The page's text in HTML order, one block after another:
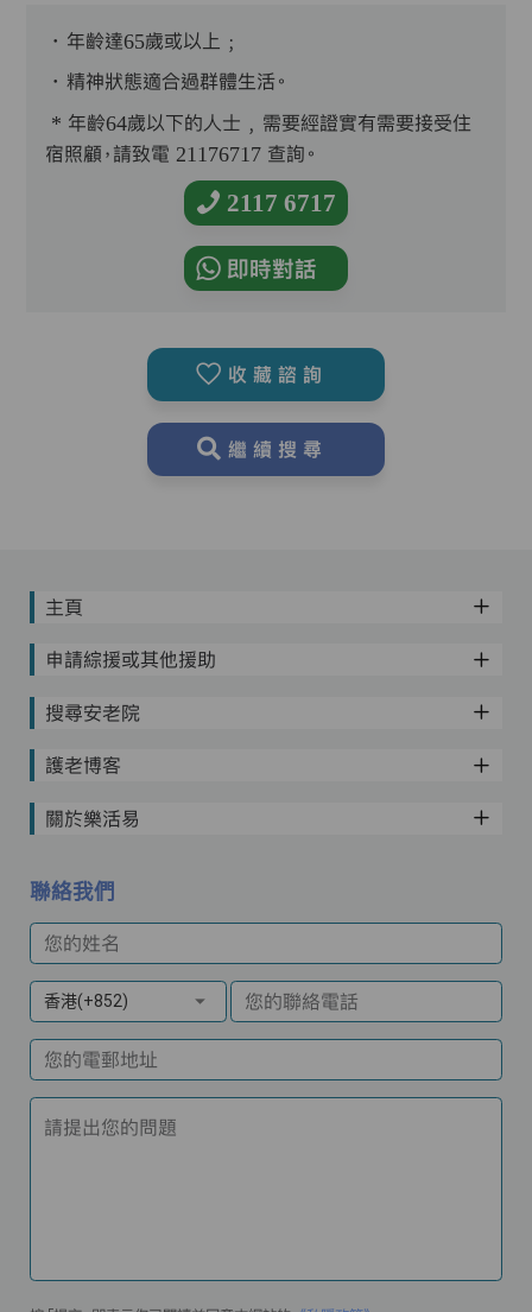
．年齡達65歲或以上﹔
．精神狀態適合過群體生活。
* 年齡64歲以下的人士﹐需要經證實有需要接受住
宿照顧，請致電 21176717 查詢。
2117 6717
即時對話
收藏諮詢
繼續搜尋
主頁
申請綜援或其他援助
搜尋安老院
護老博客
關於樂活易
聯絡我們
您的姓名
香港(+852) 您的聯絡電話
您的電郵地址
請提出您的問題